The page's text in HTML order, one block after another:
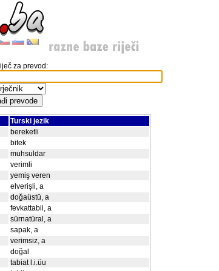
za prevod:
Turski jezik
bereketli
bitek
muhsuldar
verimli
yemiş veren
elverişli, a
doğaüstü, a
fevkattabii, a
sürnatüral, a
sapak, a
verimsiz, a
doğal
tabiat l.i.üu